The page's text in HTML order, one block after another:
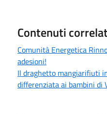
Contenuti
Comunità Energetica
adesioni!
Il draghetto mangiarifiuti
differenziata ai bambini di